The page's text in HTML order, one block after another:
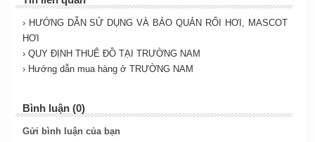
› HƯỚNG DẪN SỬ DỤNG VÀ BẢO QUẢN RỐI HƠI, MASCOT
HƠI
› QUY ĐỊNH THUÊ ĐỒ TẠI TRƯỜNG NAM
› Hướng dẫn mua hàng ở TRƯỜNG NAM
Bình luận (0)
Gửi bình luận của bạn